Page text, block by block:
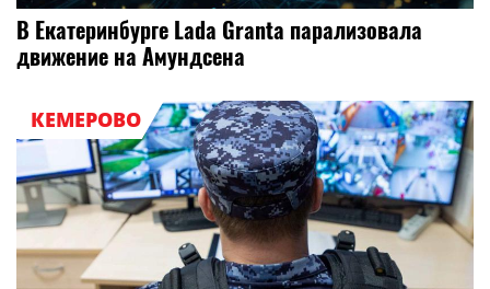
В Екатеринбурге Lada Granta парализовала
движение на Амундсена
КЕМЕРОВО